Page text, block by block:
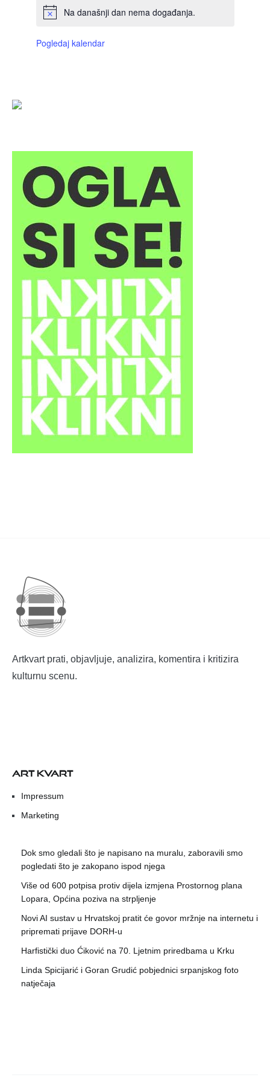
Na današnji dan nema događanja.
Pogledaj kalendar
Artkvart prati, objavljuje, analizira, komentira i kritizira
kulturnu scenu.
ART KVART
Impressum
Marketing
Dok smo gledali što je napisano na muralu, zaboravili smo
pogledati što je zakopano ispod njega
Više od 600 potpisa protiv dijela izmjena Prostornog plana
Lopara, Općina poziva na strpljenje
Novi AI sustav u Hrvatskoj pratit će govor mržnje na internetu i
pripremati prijave DORH-u
Harfistički duo Ćiković na 70. Ljetnim priredbama u Krku
Linda Spicijarić i Goran Grudić pobjednici srpanjskog foto
natječaja